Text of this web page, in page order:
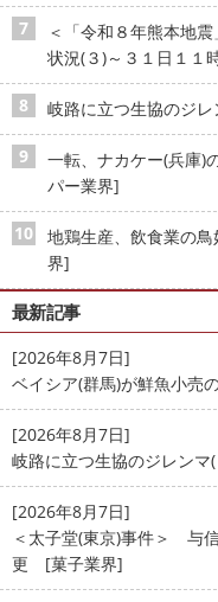
＜「令和８年熊本地
状況(３)～３１日１
岐路に立つ生協のジ
一転、ナカケー(兵庫
パー業界]
地鶏生産、飲食業の
界]
最新記事
[2026年8月7日]
ベイシア(群馬)が鮮魚小
[2026年8月7日]
岐路に立つ生協のジレン
[2026年8月7日]
＜太子堂(東京)事件＞ 与
更 [菓子業界]